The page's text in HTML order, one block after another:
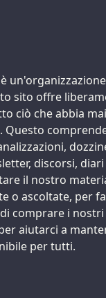
è
sito offre
ciò che abbia
Questo
discorsi,
il nostro
o ascoltate, per
comprare i
aiutarci a
per tutti.